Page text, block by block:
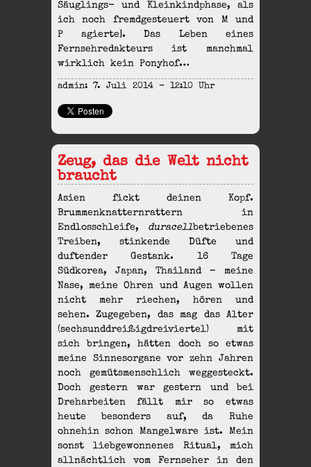
Säuglings- und Kleinkindphase, als
ich noch fremdgesteuert von M und
P agierte]. Das Leben eines
Fernsehredakteurs ist manchmal
wirklich kein Ponyhof…
admin: 7. Juli 2014 - 12:10 Uhr
Zeug, das die Welt nicht
braucht
Asien fickt deinen Kopf.
Brummenknatternrattern in
Endlosschleife, duracellbetriebenes
Treiben, stinkende Düfte und
duftender Gestank. 16 Tage
Südkorea, Japan, Thailand – meine
Nase, meine Ohren und Augen wollen
nicht mehr riechen, hören und
sehen. Zugegeben, das mag das Alter
(sechsunddreißigdreiviertel) mit
sich bringen, hätten doch so etwas
meine Sinnesorgane vor zehn Jahren
noch gemütsmenschlich weggesteckt.
Doch gestern war gestern und bei
Dreharbeiten fällt mir so etwas
heute besonders auf, da Ruhe
ohnehin schon Mangelware ist. Mein
sonst liebgewonnenes Ritual, mich
allnächtlich vom Fernseher in den